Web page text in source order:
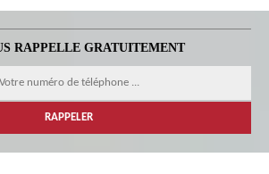
RAPPELLE GRATUITEMENT